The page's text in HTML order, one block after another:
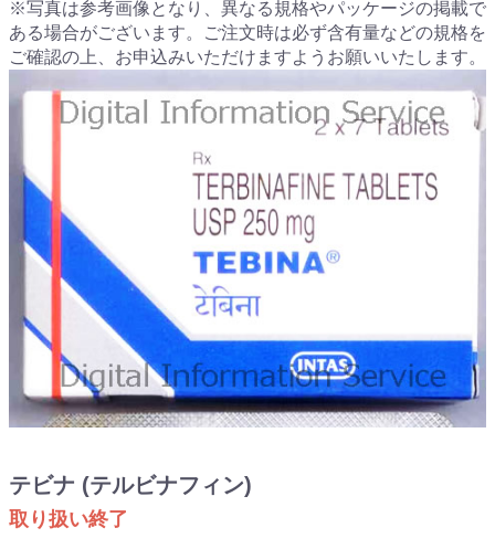
※写真は参考画像となり、異なる規格やパッケージの掲載で
ある場合がございます。ご注文時は必ず含有量などの規格を
ご確認の上、お申込みいただけますようお願いいたします。
テビナ (テルビナフィン)
取り扱い終了